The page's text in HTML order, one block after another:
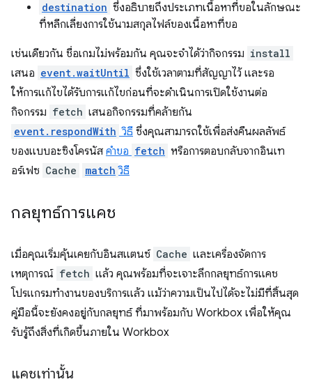
destination ซึ่งอธิบายถึงประเภทเนื้อหาที่ขอในลักษณะ
ที่หลีกเลี่ยงการใช้นามสกุลไฟล์ของเนื้อหาที่ขอ
เช่นเดียวกัน ชื่อเกมไม่พร้อมกัน คุณจะจำได้ว่ากิจกรรม install
เสนอ event.waitUntil ซึ่งใช้เวลาตามที่สัญญาไว้ และรอ
ให้การแก้ไขได้รับการแก้ไขก่อนที่จะดำเนินการเปิดใช้งานต่อ
กิจกรรม fetch เสนอกิจกรรมที่คล้ายกัน
event.respondWith วิธี ซึ่งคุณสามารถใช้เพื่อส่งคืนผลลัพธ์
ของแบบอะซิงโครนัส คำขอ fetch หรือการตอบกลับจากอินเท
อร์เฟซ Cache match วิธี
กลยุทธ์การแคช
เมื่อคุณเริ่มคุ้นเคยกับอินสแตนซ์ Cache และเครื่องจัดการ
เหตุการณ์ fetch แล้ว คุณพร้อมที่จะเจาะลึกกลยุทธ์การแคช
โปรแกรมทำงานของบริการแล้ว แม้ว่าความเป็นไปได้จะไม่มีที่สิ้นสุด
คู่มือนี้จะยังคงอยู่กับกลยุทธ์ ที่มาพร้อมกับ Workbox เพื่อให้คุณ
รับรู้ถึงสิ่งที่เกิดขึ้นภายใน Workbox
แคชเท่านั้น